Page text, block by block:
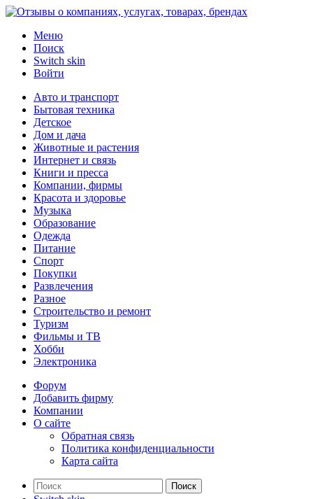
Меню
Поиск
Switch skin
Войти
Авто и транспорт
Бытовая техника
Детское
Дом и дача
Животные и растения
Интернет и связь
Книги и пресса
Компании, фирмы
Красота и здоровье
Музыка
Образование
Одежда
Питание
Спорт
Покупки
Развлечения
Разное
Строительство и ремонт
Туризм
Фильмы и ТВ
Хобби
Электроника
Форум
Добавить фирму
Компании
О сайте
Обратная связь
Политика конфиденциальности
Карта сайта
Поиск